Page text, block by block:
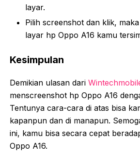
layar.
Pilih screenshot dan klik,
layar hp Oppo A16 kamu
Kesimpulan
Demikian ulasan dari
menscreenshot hp Oppo A16
Tentunya cara-cara di atas bisa
kapanpun dan di manapun.
ini, kamu bisa secara cepat
Oppo A16.